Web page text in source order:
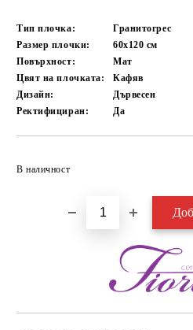
Тип плочка:
Гранитогрес
Размер плочки:
60x120 см
Повърхност:
Мат
Цвят на плочката:
Кафяв
Дизайн:
Дървесен
Ректифициран:
Да
В наличност